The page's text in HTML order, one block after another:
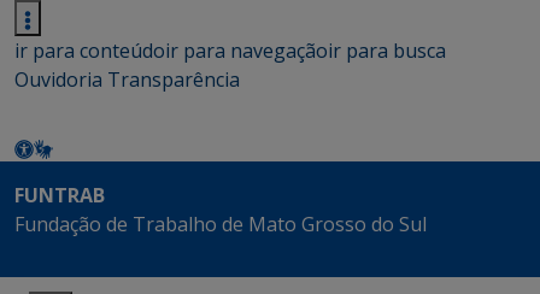
ir para conteúdoir para navegaçãoir para busca
Ouvidoria Transparência
FUNTRAB
Fundação de Trabalho de Mato Grosso do Sul